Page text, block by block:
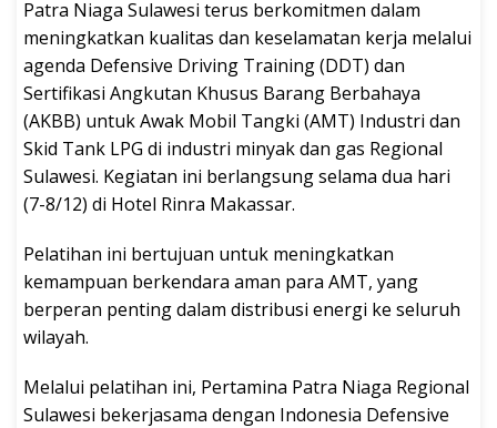
Patra Niaga Sulawesi terus berkomitmen dalam
meningkatkan kualitas dan keselamatan kerja melalui
agenda Defensive Driving Training (DDT) dan
Sertifikasi Angkutan Khusus Barang Berbahaya
(AKBB) untuk Awak Mobil Tangki (AMT) Industri dan
Skid Tank LPG di industri minyak dan gas Regional
Sulawesi. Kegiatan ini berlangsung selama dua hari
(7-8/12) di Hotel Rinra Makassar.
Pelatihan ini bertujuan untuk meningkatkan
kemampuan berkendara aman para AMT, yang
berperan penting dalam distribusi energi ke seluruh
wilayah.
Melalui pelatihan ini, Pertamina Patra Niaga Regional
Sulawesi bekerjasama dengan Indonesia Defensive